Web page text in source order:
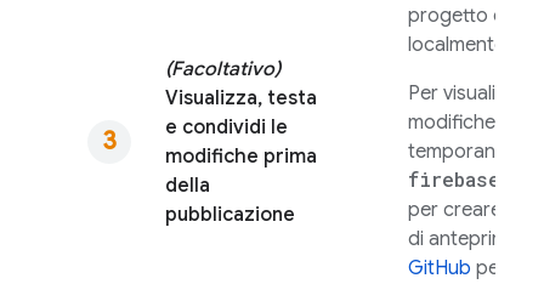
(Facoltativo)
Visualizza, testa
e condividi le
modifiche prima
della
pubblicazione
progetto di
localmente.
Per
modifiche in
temporaneo,
firebase
per creare e
di anteprima.
GitHub per